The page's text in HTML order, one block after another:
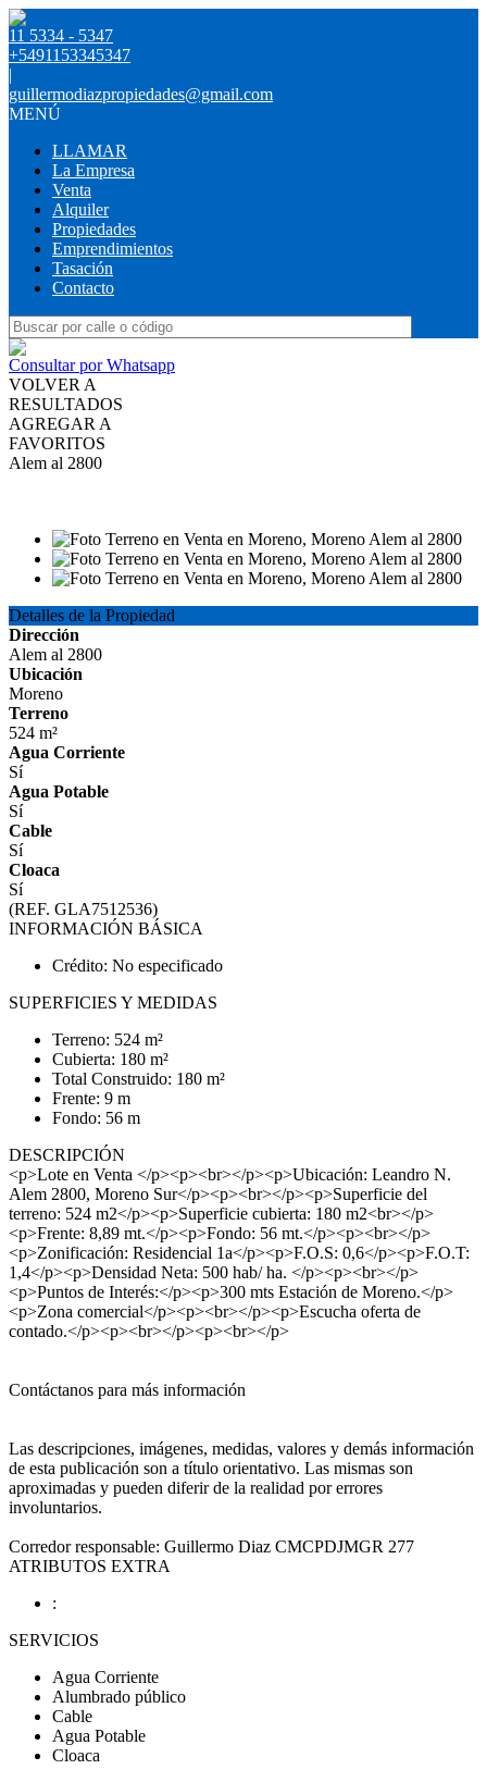
11 5334 - 5347
+5491153345347
|
guillermodiazpropiedades@gmail.com
MENÚ
LLAMAR
La Empresa
Venta
Alquiler
Propiedades
Emprendimientos
Tasación
Contacto
Consultar por Whatsapp
VOLVER A
RESULTADOS
AGREGAR A
FAVORITOS
Alem al 2800
Detalles de la Propiedad
Dirección
Alem al 2800
Ubicación
Moreno
Terreno
524 m²
Agua Corriente
Sí
Agua Potable
Sí
Cable
Sí
Cloaca
Sí
(REF. GLA7512536)
INFORMACIÓN BÁSICA
Crédito: No especificado
SUPERFICIES Y MEDIDAS
Terreno: 524 m²
Cubierta: 180 m²
Total Construido: 180 m²
Frente: 9 m
Fondo: 56 m
DESCRIPCIÓN
<p>Lote en Venta </p><p><br></p><p>Ubicación: Leandro N.
Alem 2800, Moreno Sur</p><p><br></p><p>Superficie del
terreno: 524 m2</p><p>Superficie cubierta: 180 m2<br></p>
<p>Frente: 8,89 mt.</p><p>Fondo: 56 mt.</p><p><br></p>
<p>Zonificación: Residencial 1a</p><p>F.O.S: 0,6</p><p>F.O.T:
1,4</p><p>Densidad Neta: 500 hab/ ha. </p><p><br></p>
<p>Puntos de Interés:</p><p>300 mts Estación de Moreno.</p>
<p>Zona comercial</p><p><br></p><p>Escucha oferta de
contado.</p><p><br></p><p><br></p>
Contáctanos para más información
Las descripciones, imágenes, medidas, valores y demás información
de esta publicación son a título orientativo. Las mismas son
aproximadas y pueden diferir de la realidad por errores
involuntarios.
Corredor responsable: Guillermo Diaz CMCPDJMGR 277
ATRIBUTOS EXTRA
:
SERVICIOS
Agua Corriente
Alumbrado público
Cable
Agua Potable
Cloaca